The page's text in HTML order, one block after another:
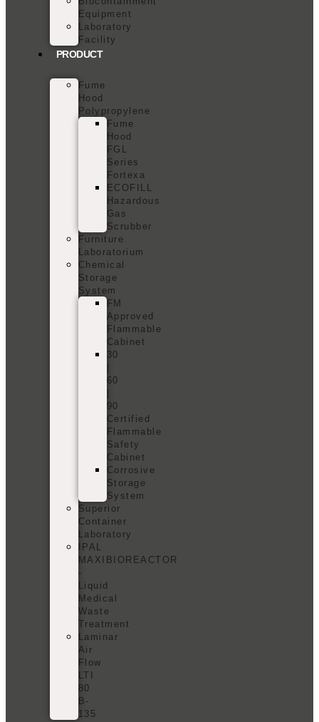
Equipment
Laboratory
Facility
PRODUCT
Fume
Hood
Polypropylene
Fume
Hood
FGL
Series
Fortexa
ECOFILL
Hazardous
Gas
Scrubber
Furniture
Laboratorium
Chemical
Storage
System
FM
Approved
Flammable
Cabinet
30
60
90
Certified
Flammable
Safety
Cabinet
Corrosive
Storage
System
Superior
Container
Laboratory
IPAL
MAXIBIOREACTOR
-
Liquid
Medical
Waste
Treatment
Laminar
Air
Flow
LTI
80
B-
135